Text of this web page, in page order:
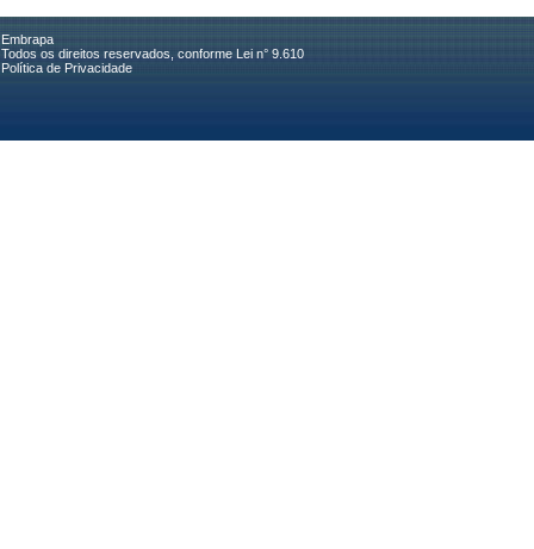
Embrapa
Todos os direitos reservados, conforme Lei n° 9.610
Política de Privacidade